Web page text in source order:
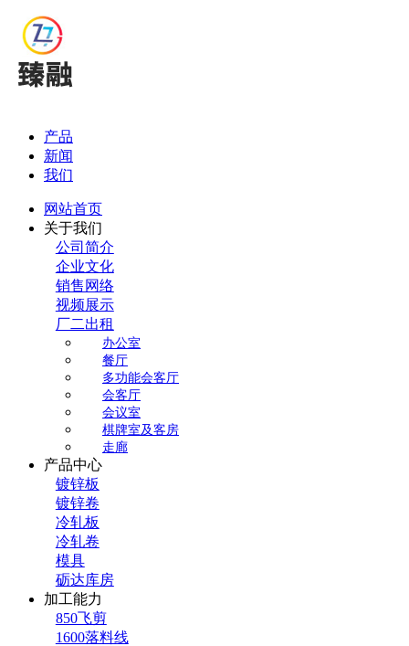
产品
新闻
我们
网站首页
关于我们
公司简介
企业文化
销售网络
视频展示
厂二出租
办公室
餐厅
多功能会客厅
会客厅
会议室
棋牌室及客房
走廊
产品中心
镀锌板
镀锌卷
冷轧板
冷轧卷
模具
砺达库房
加工能力
850飞剪
1600落料线